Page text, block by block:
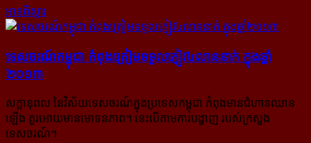
អានពិស្ដារ
ទេសចរណ៍កម្ពុជា កំពុង​ត្រៀម​ទទួល​ភ្ញៀវ៤​លាន​​នាក់ ក្នុង​ឆ្នាំ​
២០១៣
សក្ដានុពល នៃវិស័យទេសចរណ៍ក្នុងប្រទេសកម្ពុជា កំពុងមានជំហានឈាន
ឡើង គួរអោយមានមោទនភាព។ នេះបើតាម​ការបង្ហាញ របស់ក្រសួង
ទេសចរណ៍។